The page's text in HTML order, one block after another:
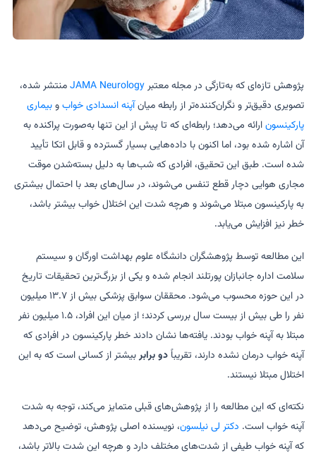
پژوهش تازه‌ای که به‌تازگی در مجله معتبرJAMA Neurologyمنتشر شده،
تصویری دقیق‌تر و نگران‌کننده‌تر از رابطه میانآپنه انسدادی خوابوبیماری
پارکینسونارائه می‌دهد؛ رابطه‌ای که تا پیش از این تنها به‌صورت پراکنده به
آن اشاره شده بود، اما اکنون با داده‌هایی بسیار گسترده و قابل اتکا تأیید
شده است. طبق این تحقیق، افرادی که شب‌ها به دلیل بسته‌شدن موقت
مجاری هوایی دچار قطع تنفس می‌شوند، در سال‌های بعد با احتمال بیشتری
به پارکینسون مبتلا می‌شوند و هرچه شدت این اختلال خواب بیشتر باشد،
خطر نیز افزایش می‌یابد.
این مطالعه توسط پژوهشگران دانشگاه علوم بهداشت اورگان و سیستم
سلامت اداره جانبازان پورتلند انجام شده و یکی از بزرگ‌ترین تحقیقات تاریخ
در این حوزه محسوب می‌شود. محققان سوابق پزشکی بیش از ۱۳.۷ میلیون
نفر را طی بیش از بیست سال بررسی کردند؛ از میان این افراد، ۱.۵ میلیون نفر
مبتلا به آپنه خواب بودند. یافته‌ها نشان دادند خطر پارکینسون در افرادی که
آپنه خواب درمان نشده دارند، تقریباًدو برابربیشتر از کسانی است که به این
اختلال مبتلا نیستند.
نکته‌ای که این مطالعه را از پژوهش‌های قبلی متمایز می‌کند، توجه به شدت
آپنه خواب است. دکتر لی نیلسون، نویسنده اصلی پژوهش، توضیح می‌دهد
که آپنه خواب طیفی از شدت‌های مختلف دارد و هرچه این شدت بالاتر باشد،